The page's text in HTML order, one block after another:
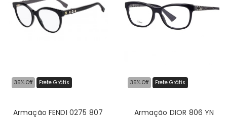
35% Off Frete Grátis
Armação FENDI 0275 807
35% Off Frete Grátis
Armação DIOR 806 YN